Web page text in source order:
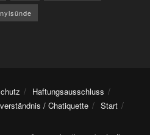
Haftungsausschluss
/ Chatiquette
Start